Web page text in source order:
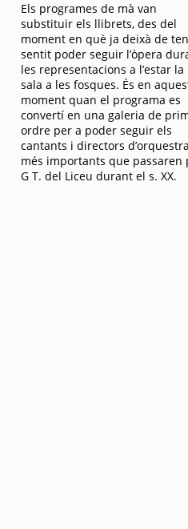
Els programes de mà van
substituir els llibrets, des del
moment en què ja deixà de
sentit poder seguir l’òpera
les representacions a l’estar la
sala a les fosques. És en
moment quan el programa es
convertí en una galeria de
ordre per a poder seguir els
cantants i directors d’orquestra
més importants que passaren
G T. del Liceu durant el s. XX.